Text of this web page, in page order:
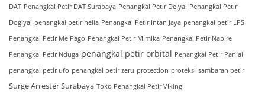
DAT Penangkal Petir DAT Surabaya Penangkal Petir Deiyai Penangkal Petir
Dogiyai penangkal petir helia Penangkal Petir Intan Jaya penangkal petir LPS
Penangkal Petir Me Pago Penangkal Petir Mimika Penangkal Petir Nabire
Penangkal Petir Nduga penangkal petir orbital Penangkal Petir Paniai
penangkal petir ufo penangkal petir zeru protection proteksi sambaran petir
Surge Arrester Surabaya Toko Penangkal Petir Viking